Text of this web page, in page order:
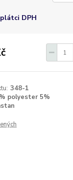
DPH
348-1
polyester 5%